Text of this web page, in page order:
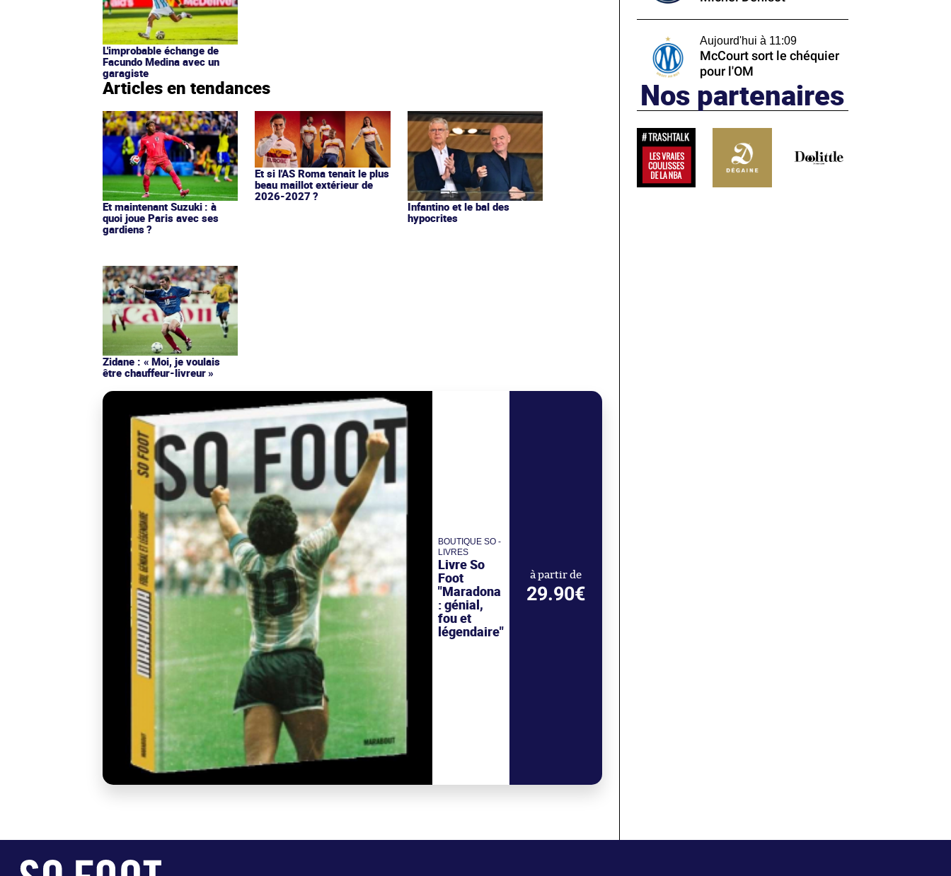
L'improbable échange de
Facundo Medina avec un
garagiste
Articles en tendances
Et maintenant Suzuki : à
quoi joue Paris avec ses
gardiens ?
Et si l'AS Roma tenait le plus
beau maillot extérieur de
2026-2027 ?
Infantino et le bal des
hypocrites
Zidane : « Moi, je voulais
être chauffeur-livreur »
BOUTIQUE SO -
LIVRES
Livre So
Foot
"Maradona
: génial,
fou et
légendaire"
à partir de
29.90€
Aujourd'hui à 11:09
McCourt sort le chéquier
pour l'OM
Nos partenaires